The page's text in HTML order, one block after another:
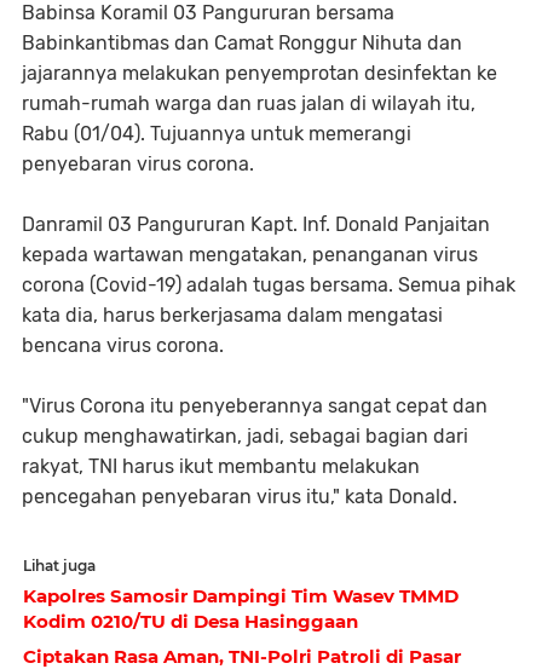
Babinsa Koramil 03 Pangururan bersama
Babinkantibmas dan Camat Ronggur Nihuta dan
jajarannya melakukan penyemprotan desinfektan ke
rumah-rumah warga dan ruas jalan di wilayah itu,
Rabu (01/04). Tujuannya untuk memerangi
penyebaran virus corona.
Danramil 03 Pangururan Kapt. Inf. Donald Panjaitan
kepada wartawan mengatakan, penanganan virus
corona (Covid-19) adalah tugas bersama. Semua pihak
kata dia, harus berkerjasama dalam mengatasi
bencana virus corona.
"Virus Corona itu penyeberannya sangat cepat dan
cukup menghawatirkan, jadi, sebagai bagian dari
rakyat, TNI harus ikut membantu melakukan
pencegahan penyebaran virus itu," kata Donald.
Lihat juga
Kapolres Samosir Dampingi Tim Wasev TMMD
Kodim 0210/TU di Desa Hasinggaan
Ciptakan Rasa Aman, TNI-Polri Patroli di Pasar